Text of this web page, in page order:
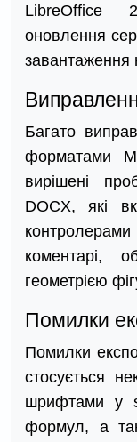
LibreOffice
оновлення
завантаження
Багато
форматами
вирішені
DOCX, які
коментарі,
геометрією
Помилки
Помилки
стосується
шрифтами у
формул, а